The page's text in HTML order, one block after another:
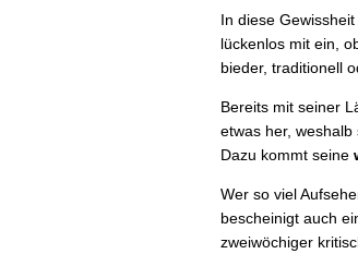
In diese
lückenlos mit ein,
bieder, traditionell
Bereits mit seiner
etwas her,
Dazu kommt seine
Wer so viel
bescheinigt auch
zweiwöchiger